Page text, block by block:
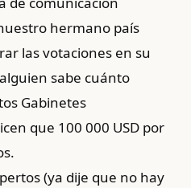
hermano país
las votaciones en su
sabe cuánto
Gabinetes
que 100 000 USD por
(ya dije que no hay